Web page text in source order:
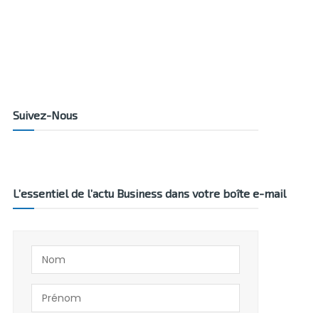
Suivez-Nous
L’essentiel de l’actu Business dans votre boîte e-mail